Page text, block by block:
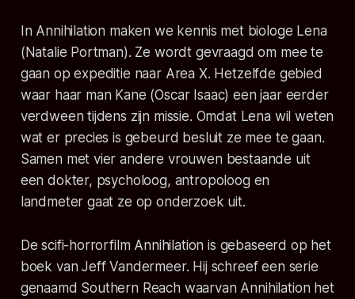
In Annihilation maken we kennis met biologe Lena
(Natalie Portman). Ze wordt gevraagd om mee te
gaan op expeditie naar Area X. Hetzelfde gebied
waar haar man Kane (Oscar Isaac) een jaar eerder
verdween tijdens zijn missie. Omdat Lena wil weten
wat er precies is gebeurd besluit ze mee te gaan.
Samen met vier andere vrouwen bestaande uit
een dokter, psycholoog, antropoloog en
landmeter gaat ze op onderzoek uit.
De scifi-horrorfilm Annihilation is gebaseerd op het
boek van Jeff Vandermeer. Hij schreef een serie
genaamd Southern Reach waarvan Annihilation het